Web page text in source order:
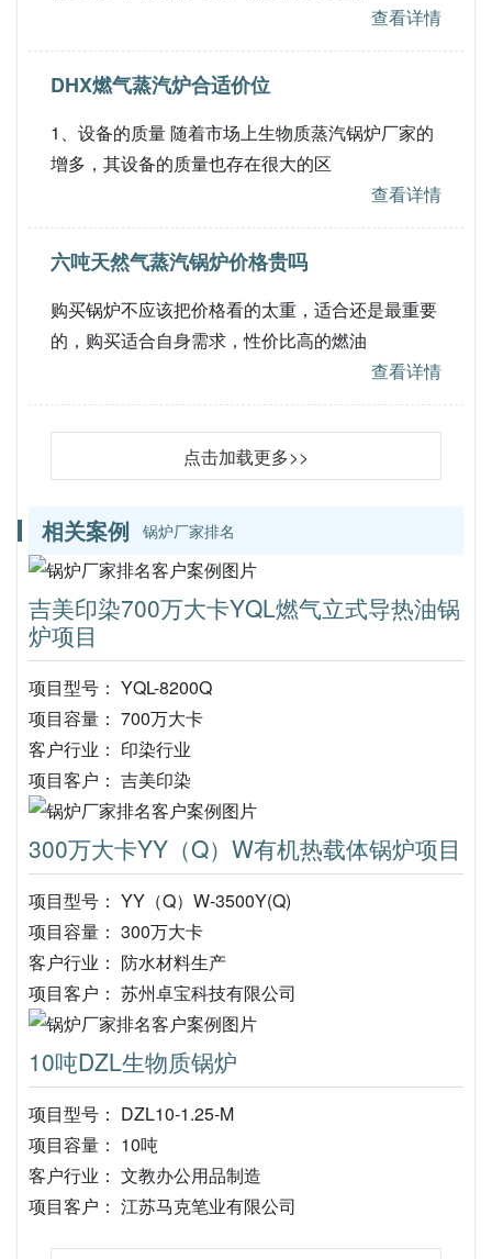
查看详情
DHX燃气蒸汽炉合适价位
1、设备的质量 随着市场上生物质蒸汽锅炉厂家的
增多，其设备的质量也存在很大的区
查看详情
六吨天然气蒸汽锅炉价格贵吗
购买锅炉不应该把价格看的太重，适合还是最重要
的，购买适合自身需求，性价比高的燃油
查看详情
点击加载更多>>
相关案例 锅炉厂家排名
吉美印染700万大卡YQL燃气立式导热油锅
炉项目
项目型号： YQL-8200Q
项目容量： 700万大卡
客户行业： 印染行业
项目客户： 吉美印染
300万大卡YY（Q）W有机热载体锅炉项目
项目型号： YY（Q）W-3500Y(Q)
项目容量： 300万大卡
客户行业： 防水材料生产
项目客户： 苏州卓宝科技有限公司
10吨DZL生物质锅炉
项目型号： DZL10-1.25-M
项目容量： 10吨
客户行业： 文教办公用品制造
项目客户： 江苏马克笔业有限公司